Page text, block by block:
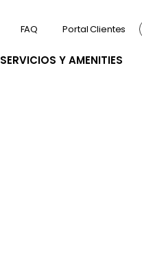
SERVICIOS Y AMENITIES
FAQ Portal Clientes